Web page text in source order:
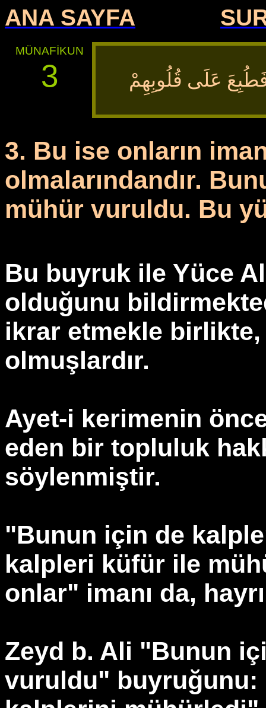
ANA SAYFA
MÜNAFİKUN
3 فَطُبِعَ عَلَى قُلُوبِهِمْ
3. Bu ise onların
olmalarındandır.
mühür vuruldu. Bu
Bu buyruk ile Yüce
olduğunu
ikrar etmekle
olmuşlardır.
Ayet-i kerimenin
eden bir topluluk
söylenmiştir.
"Bunun için de
kalpleri küfür ile
onlar" imanı da,
Zeyd b. Ali "Bunun
vuruldu" buyruğunu: